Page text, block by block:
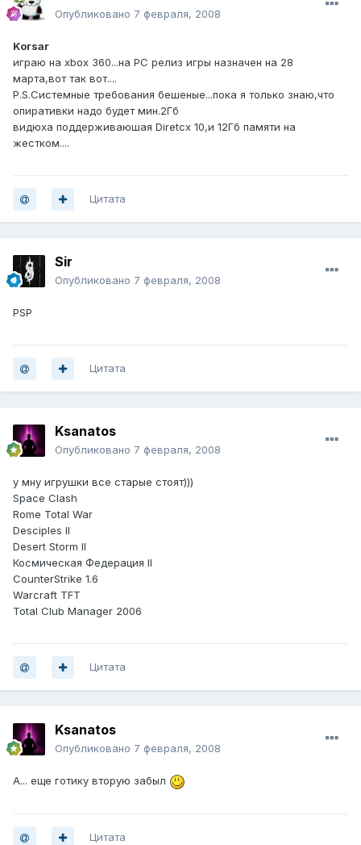
Опубликовано 7 февраля, 2008
Korsar
играю на xbox 360...на PC релиз игры назначен на 28
марта,вот так вот....
P.S.Системные требования бешеные...пока я только знаю,что
опиративки надо будет мин.2Гб
видюха поддерживаюшая Diretcx 10,и 12Гб памяти на
жестком....
Цитата
Sir
Опубликовано 7 февраля, 2008
PSP
Цитата
Ksanatos
Опубликовано 7 февраля, 2008
у мну игрушки все старые стоят)))
Space Clash
Rome Total War
Desciples II
Desert Storm II
Космическая Федерация II
CounterStrike 1.6
Warcraft TFT
Total Club Manager 2006
Цитата
Ksanatos
Опубликовано 7 февраля, 2008
А... еще готику вторую забыл
Цитата